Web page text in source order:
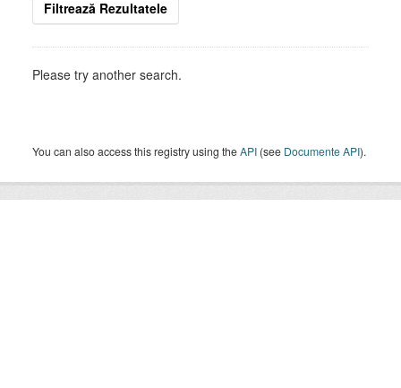
Filtrează Rezultatele
Please try another search.
You can also access this registry using theAPI (see Documente API).